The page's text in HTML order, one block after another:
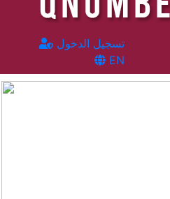
تسجيل الدخول
EN